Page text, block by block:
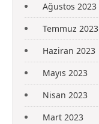
Ağustos 2023
Temmuz 2023
Haziran 2023
Mayıs 2023
Nisan 2023
Mart 2023